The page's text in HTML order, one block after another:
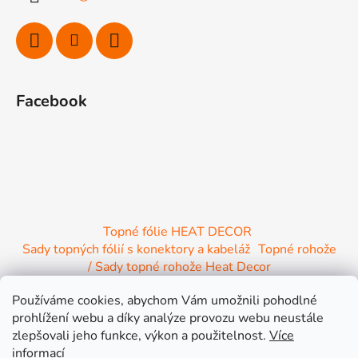
Používáme cookies, abychom Vám umožnili pohodlné
prohlížení webu a díky analýze provozu webu neustále
zlepšovali jeho funkce, výkon a použitelnost. Více
informací
Facebook
Topné fólie HEAT DECOR
Sady topných fólií s konektory a kabeláž Topné rohože
/ Sady topné rohože Heat Decor
/ Instalační materiál / Topné Infrapanely
/ Relaxační lehátko NIRE s Infra ohřevem